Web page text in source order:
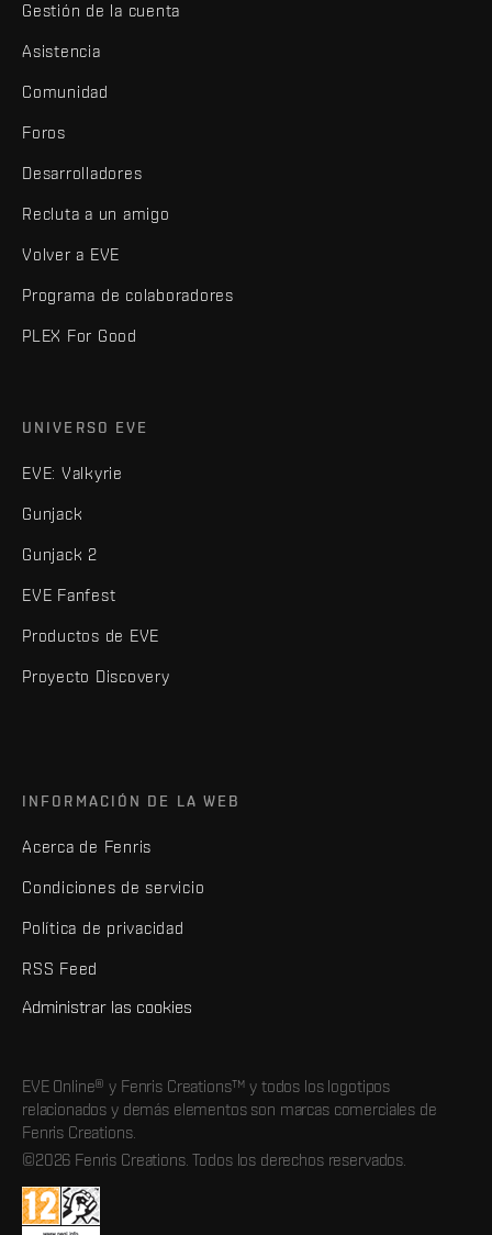
Gestión de la cuenta
Asistencia
Comunidad
Foros
Desarrolladores
Recluta a un amigo
Volver a EVE
Programa de colaboradores
PLEX For Good
UNIVERSO EVE
EVE: Valkyrie
Gunjack
Gunjack 2
EVE Fanfest
Productos de EVE
Proyecto Discovery
INFORMACIÓN DE LA WEB
Acerca de Fenris
Condiciones de servicio
Política de privacidad
RSS Feed
Administrar las cookies
EVE Online® y Fenris Creations™ y todos los logotipos
relacionados y demás elementos son marcas comerciales de
Fenris Creations.
©2026 Fenris Creations. Todos los derechos reservados.